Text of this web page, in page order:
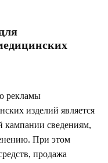
рекламы
изделий является
кампании сведениям,
При этом
продажа